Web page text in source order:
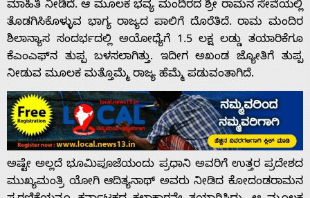
Home
About
Us
ಮಾಹಿತಿ ನೀಡಿದೆ. ಆ ಮೂಲಕ ಭವ್ಯ ಮಂದಿರದ ಶ್ರೀ ರಾಮನ ಸೇವೆಯಲ್ಲಿ
ತೊಡಗಿಸಿಕೊಳ್ಳುವ ಭಾಗ್ಯ ರಾಜ್ಯದ ಪಾಲಿಗೆ ದೊರೆತಿದೆ. ರಾಮ ಮಂದಿರ
ಶಿಲಾನ್ಯಾಸ ಸಂದರ್ಭದಲ್ಲಿ ಅಯೋಧ್ಯೆಗೆ 1.5 ಲಕ್ಷ ಲಡ್ಡು ತಯಾರಿಕೆಗೂ
ಕೆಎಂಎಫ್‌ನ ತುಪ್ಪ ಬಳಸಲಾಗಿತ್ತು. ಇದೀಗ ಅಖಂಡ ಜ್ಯೋತಿಗೆ ತುಪ್ಪ
ನೀಡುವ ಮೂಲಕ ಮತ್ತೊಮ್ಮೆ ರಾಜ್ಯ ಹೆಮ್ಮೆ ಪಡುವಂತಾಗಿದೆ.
ಅಷ್ಟೇ ಅಲ್ಲದೆ ಭೂಮಿಪೂಜೆಯಂದು ಪ್ರಧಾನಿ ಅವರಿಗೆ ಉತ್ತರ ಪ್ರದೇಶದ
ಮುಖ್ಯಮಂತ್ರಿ ಯೋಗಿ ಆದಿತ್ಯನಾಥ್ ಅವರು ನೀಡಿದ ಕೋದಂಡರಾಮನ